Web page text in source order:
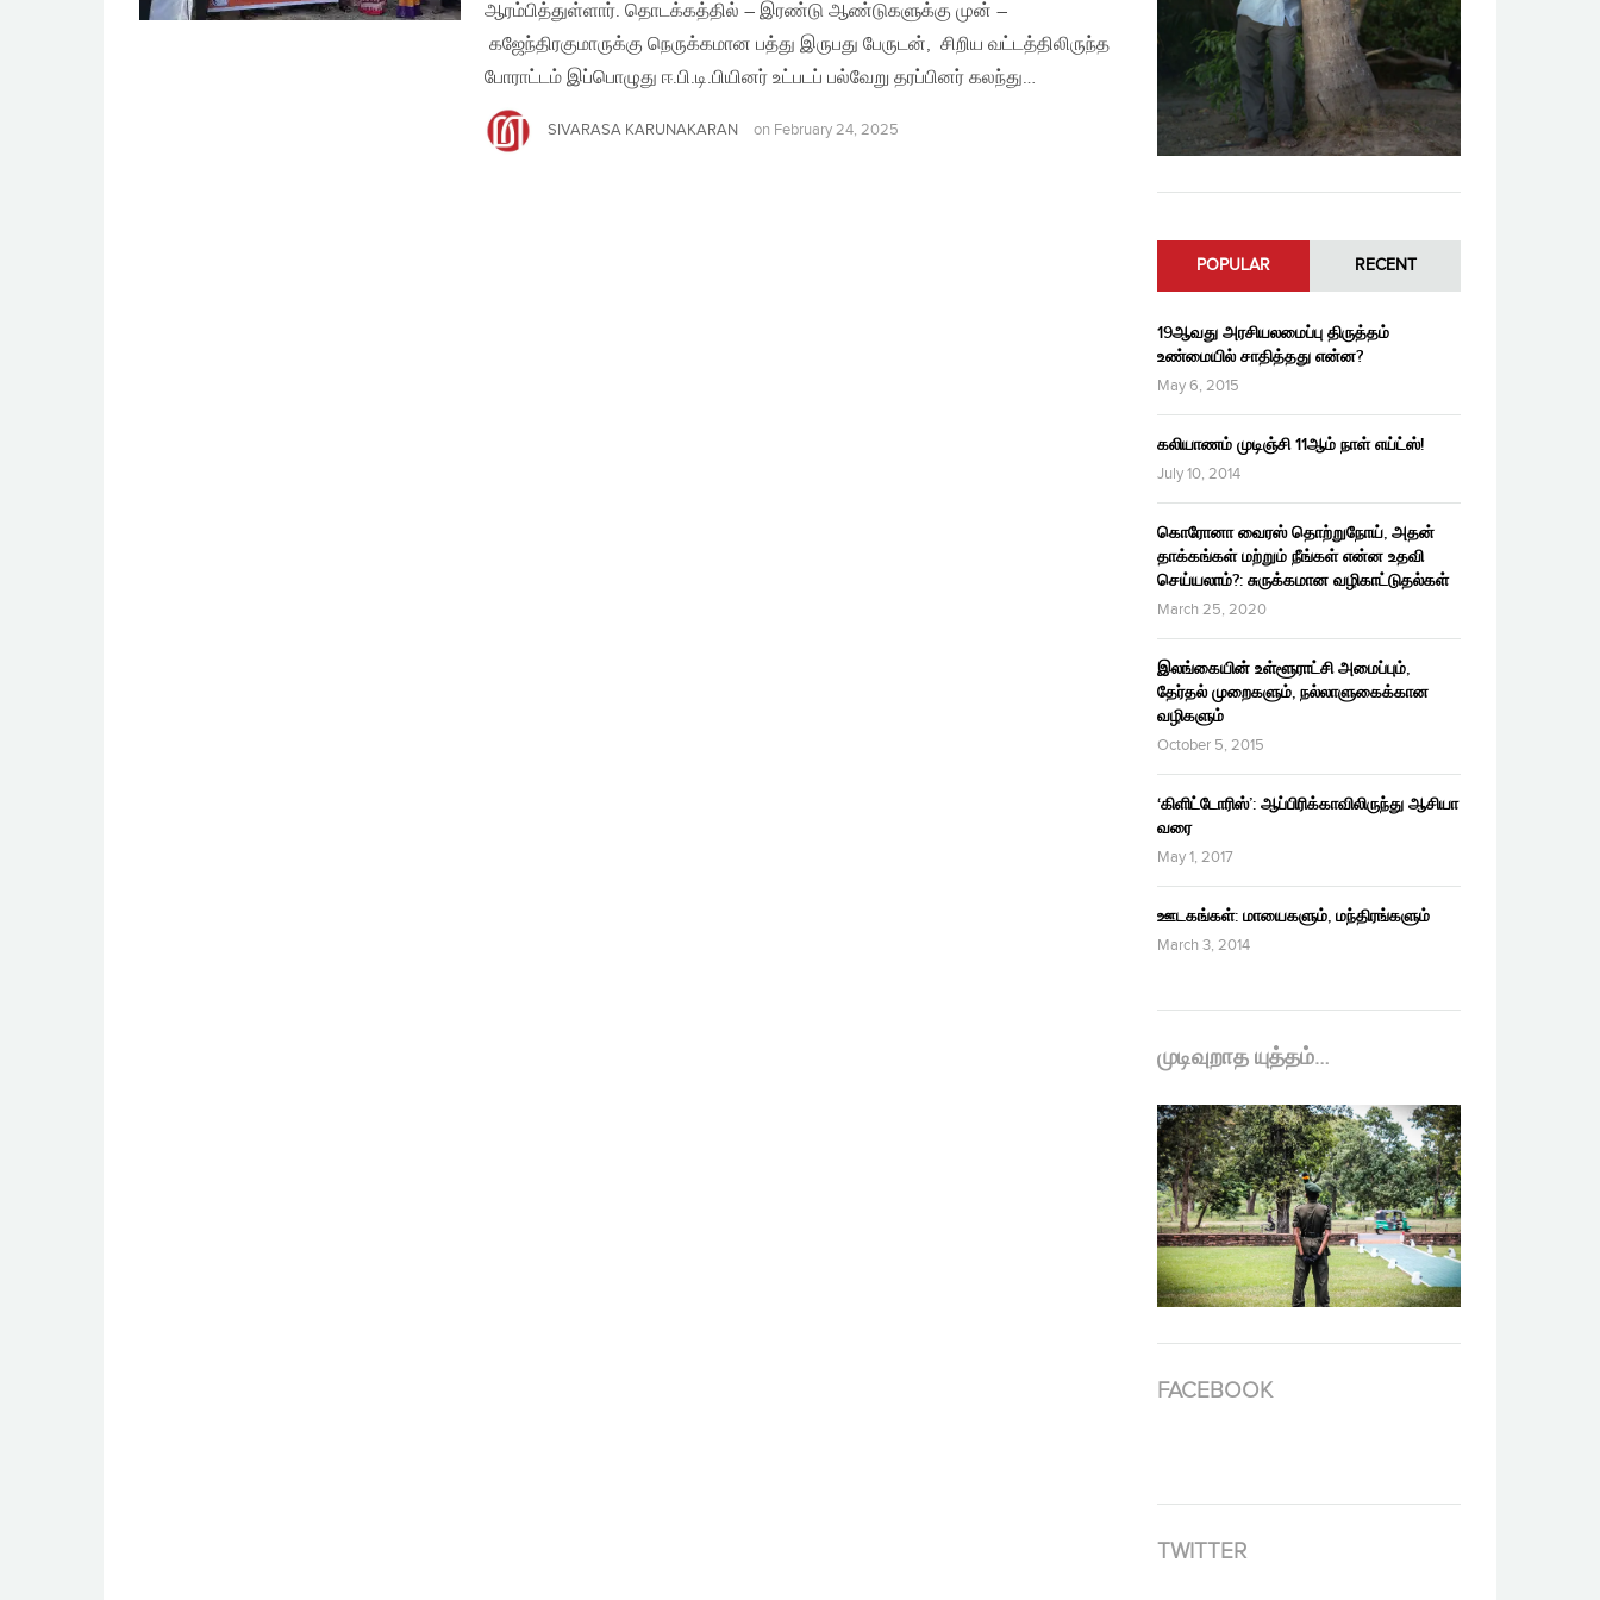
ஆரம்பித்துள்ளார். தொடக்கத்தில் – இரண்டு ஆண்டுகளுக்கு முன் –
கஜேந்திரகுமாருக்கு நெருக்கமான பத்து இருபது பேருடன், சிறிய வட்டத்திலிருந்த
போராட்டம் இப்பொழுது ஈ.பி.டி.பியினர் உட்படப் பல்வேறு தரப்பினர் கலந்து…
SIVARASA KARUNAKARAN on February 24, 2025
POPULAR RECENT
19ஆவது அரசியலமைப்பு திருத்தம்
உண்மையில் சாதித்தது என்ன?
May 6, 2015
கலியாணம் முடிஞ்சி 11ஆம் நாள் எய்ட்ஸ்!
July 10, 2014
கொரோனா வைரஸ் தொற்றுநோய், அதன்
தாக்கங்கள் மற்றும் நீங்கள் என்ன உதவி
செய்யலாம்?: சுருக்கமான வழிகாட்டுதல்கள்
March 25, 2020
இலங்கையின் உள்ளூராட்சி அமைப்பும்,
தேர்தல் முறைகளும், நல்லாளுகைக்கான
வழிகளும்
October 5, 2015
‘கிளிட்டோரிஸ்’: ஆப்பிரிக்காவிலிருந்து ஆசியா
வரை
May 1, 2017
ஊடகங்கள்: மாயைகளும், மந்திரங்களும்
March 3, 2014
முடிவுறாத யுத்தம்…
FACEBOOK
TWITTER